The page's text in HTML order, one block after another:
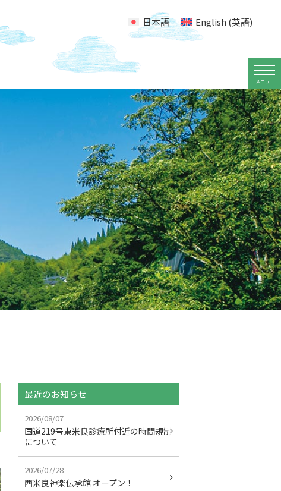
日本語 English (英語)
メニュー
最近のお知らせ
2026/08/07
国道219号東米良診療所付近の時間規制
について
2026/07/28
西米良神楽伝承館 オープン！